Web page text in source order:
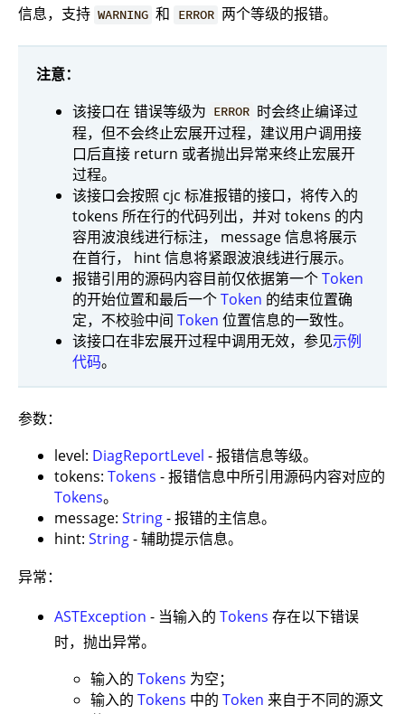
信息，支持 WARNING 和 ERROR 两个等级的报错。
注意：
该接口在 错误等级为 ERROR 时会终止编译过
程，但不会终止宏展开过程，建议用户调用接
口后直接 return 或者抛出异常来终止宏展开
过程。
该接口会按照 cjc 标准报错的接口，将传入的
tokens 所在行的代码列出，并对 tokens 的内
容用波浪线进行标注， message 信息将展示
在首行， hint 信息将紧跟波浪线进行展示。
报错引用的源码内容目前仅依据第一个Token
的开始位置和最后一个Token 的结束位置确
定，不校验中间 Token 位置信息的一致性。
该接口在非宏展开过程中调用无效，参见示例
代码。
参数：
level: DiagReportLevel - 报错信息等级。
tokens: Tokens - 报错信息中所引用源码内容对应的
Tokens。
message: String- 报错的主信息。
hint: String- 辅助提示信息。
异常：
ASTException - 当输入的 Tokens 存在以下错误
时，抛出异常。
输入的 Tokens 为空；
输入的 Tokens 中的 Token 来自于不同的源文